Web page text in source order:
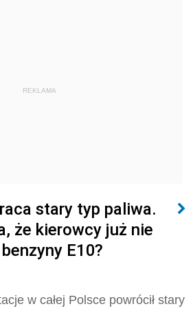
REKLAMA
stary typ paliwa.
że kierowcy już nie
E10?
w całej Polsce powrócił stary